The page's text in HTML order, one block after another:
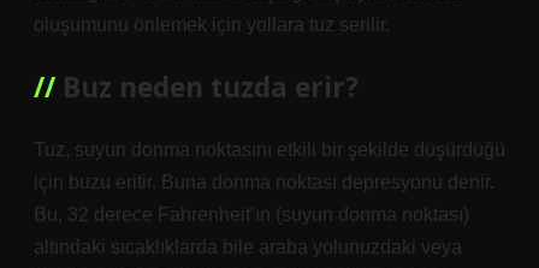
oluşumunu önlemek için yollara tuz serilir.
Buz neden tuzda erir?
Tuz, suyun donma noktasını etkili bir şekilde düşürdüğü
için buzu eritir. Buna donma noktası depresyonu denir.
Bu, 32 derece Fahrenheit’ın (suyun donma noktası)
altındaki sıcaklıklarda bile araba yolunuzdaki veya